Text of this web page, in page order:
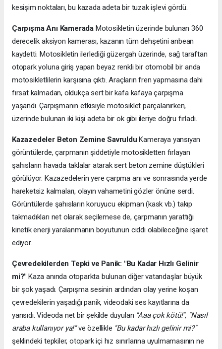
kesişim noktaları, bu kazada adeta bir tuzak işlevi gördü.
Çarpışma Anı KameradaMotosikletin üzerinde bulunan 360
derecelik aksiyon kamerası, kazanın tüm dehşetini anbean
kaydetti. Motosikletin ilerlediği güzergah üzerinde, sağ taraftan
otopark yoluna giriş yapan beyaz renkli bir otomobil bir anda
motosikletlilerin karşısına çıktı. Araçların fren yapmasına dahi
fırsat kalmadan, oldukça sert bir kafa kafaya çarpışma
yaşandı. Çarpışmanın etkisiyle motosiklet parçalanırken,
üzerinde bulunan iki kişi adeta bir ok gibi ileriye doğru fırladı.
Kazazedeler Beton Zemine Savruldu Kameraya yansıyan
görüntülerde, çarpmanın şiddetiyle motosikletten fırlayan
şahısların havada taklalar atarak sert beton zemine düştükleri
görülüyor. Kazazedelerin yere çarpma anı ve sonrasında yerde
hareketsiz kalmaları, olayın vahametini gözler önüne serdi.
Görüntülerde şahısların koruyucu ekipman (kask vb.) takıp
takmadıkları net olarak seçilemese de, çarpmanın yarattığı
kinetik enerji yaralanmanın boyutunun ciddi olabileceğine işaret
ediyor.
Çevredekilerden Tepki ve Panik: "Bu Kadar Hızlı Gelinir
mi?" Kaza anında otoparkta bulunan diğer vatandaşlar büyük
bir şok yaşadı. Çarpışma sesinin ardından olay yerine koşan
çevredekilerin yaşadığı panik, videodaki ses kayıtlarına da
yansıdı. Videoda net bir şekilde duyulan "Aaa çok kötü!", "Nasıl
araba kullanıyor ya!"ve özellikle "Bu kadar hızlı gelinir mi?"
şeklindeki tepkiler, otopark içi hız sınırlarına uyulmamasının ne